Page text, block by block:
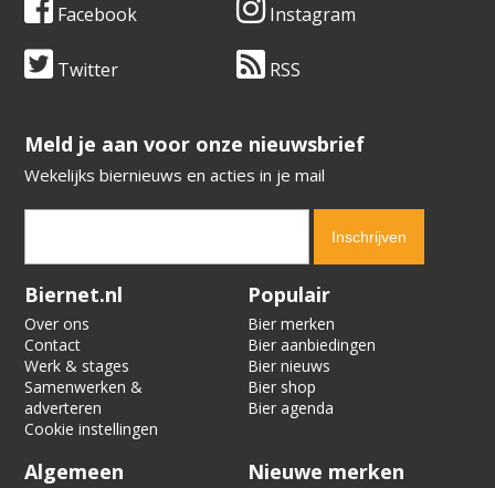
Facebook Instagram
Twitter RSS
​​​​​​​Meld je aan voor onze nieuwsbrief
Wekelijks biernieuws en acties in je mail
Verification code:
Biernet.nl
Over ons
Contact
Werk & stages
Samenwerken &
adverteren
Cookie instellingen
Populair
Bier merken
Bier aanbiedingen
Bier nieuws
Bier shop
Bier agenda
Algemeen Nieuwe merken